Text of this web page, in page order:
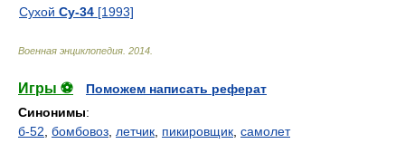
Сухой Су-34 [1993]
Военная энциклопедия 2014
Игры ⚽
Поможем написать реферат
Синонимы:
б-52 бомбовоз летчик пикировщик самолет